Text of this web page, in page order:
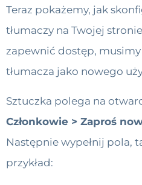
Teraz pokażemy, jak
tłumaczy na Twojej
zapewnić dostęp,
tłumacza jako nowego
Sztuczka polega na
Członkowie > Zaproś
Następnie wypełnij pola,
przykład: